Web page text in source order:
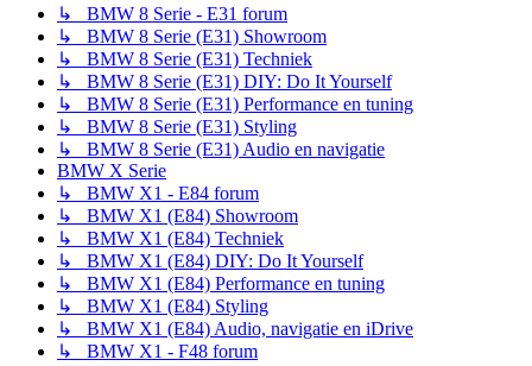
↳ BMW 8 Serie - E31 forum
↳ BMW 8 Serie (E31) Showroom
↳ BMW 8 Serie (E31) Techniek
↳ BMW 8 Serie (E31) DIY: Do It Yourself
↳ BMW 8 Serie (E31) Performance en tuning
↳ BMW 8 Serie (E31) Styling
↳ BMW 8 Serie (E31) Audio en navigatie
BMW X Serie
↳ BMW X1 - E84 forum
↳ BMW X1 (E84) Showroom
↳ BMW X1 (E84) Techniek
↳ BMW X1 (E84) DIY: Do It Yourself
↳ BMW X1 (E84) Performance en tuning
↳ BMW X1 (E84) Styling
↳ BMW X1 (E84) Audio, navigatie en iDrive
↳ BMW X1 - F48 forum